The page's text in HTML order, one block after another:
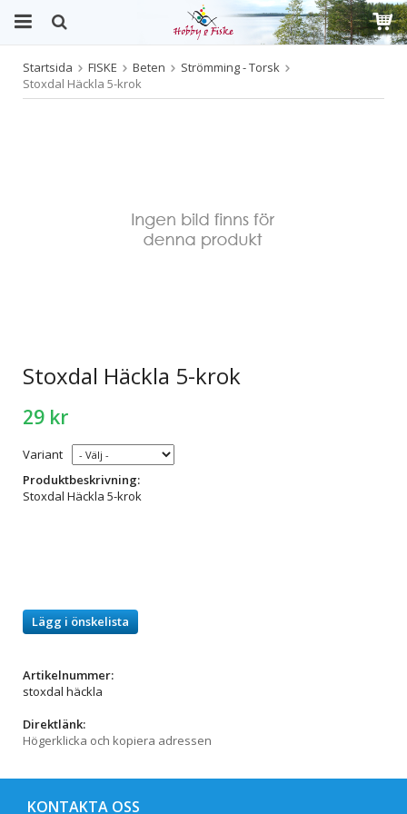
Produkten har blivit tillagd i varukorgen
Startsida FISKE Beten
Strömming - Torsk
Stoxdal Häckla 5-krok
Stoxdal Häckla 5-krok
29 kr
Variant
Produktbeskrivning:
Stoxdal Häckla 5-krok
Lägg i önskelista
Artikelnummer:
stoxdal häckla
Direktlänk:
Högerklicka och kopiera adressen
KONTAKTA OSS